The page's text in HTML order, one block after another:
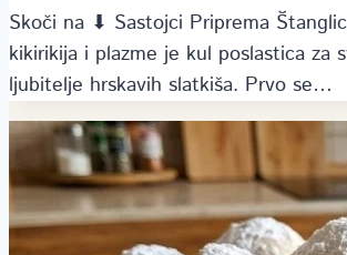
Skoči na ⬇ Sastojci Priprema
kikirikija i plazme je kul poslastica za
ljubitelje hrskavih slatkiša. Prvo se…